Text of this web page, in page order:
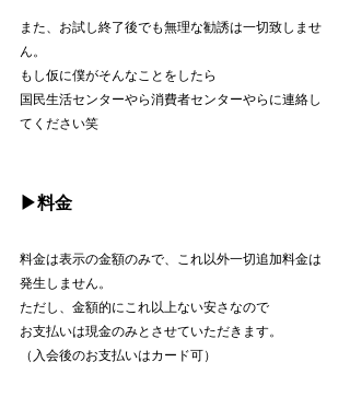
また、お試し終了後でも無理な勧誘は一切致しませ
ん。
もし仮に僕がそんなことをしたら
国民生活センターやら消費者センターやらに連絡し
てください笑
▶︎料金
料金は表示の金額のみで、これ以外一切追加料金は
発生しません。
ただし、金額的にこれ以上ない安さなので
お支払いは現金のみとさせていただきます。
（入会後のお支払いはカード可）